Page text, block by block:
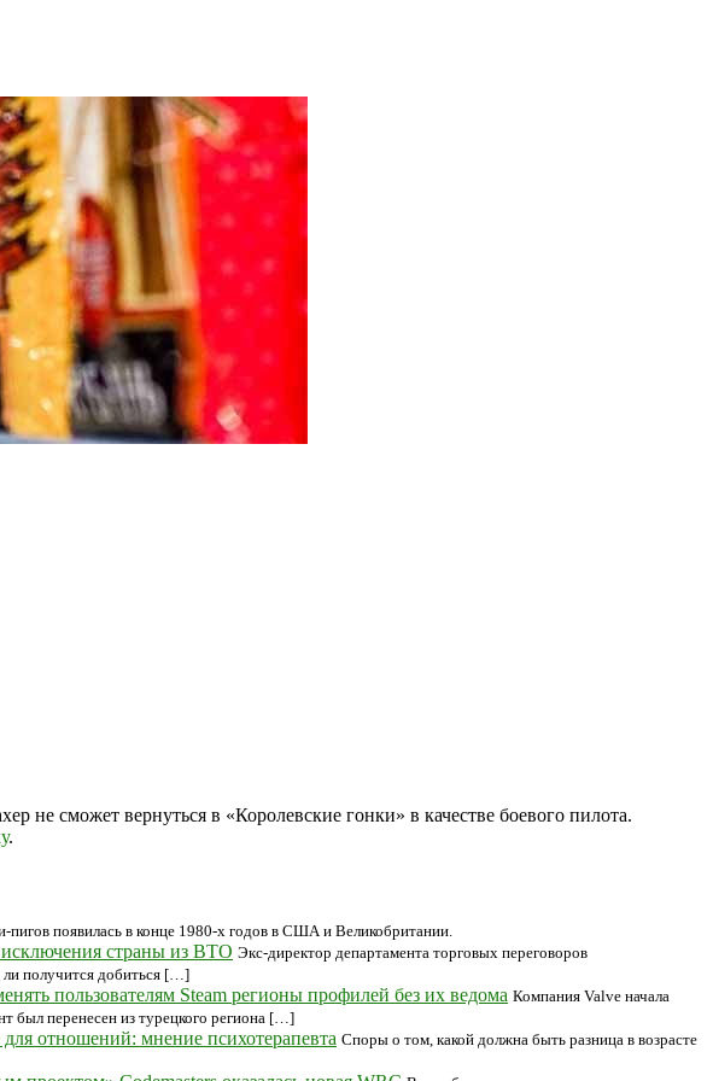
сможет вернуться в «Королевские гонки» в качестве боевого пилота.
.
появилась в конце 1980-х годов в США и Великобритании.
страны из ВТО Экс-директор департамента торговых переговоров
получится добиться […]
пользователям Steam регионы профилей без их ведома Компания Valve начала
был перенесен из турецкого региона […]
для отношений: мнение психотерапевта Споры о том, какой должна быть разница в возрасте